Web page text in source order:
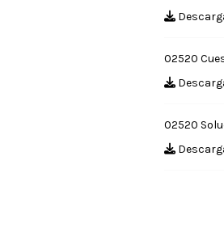
02520
02520